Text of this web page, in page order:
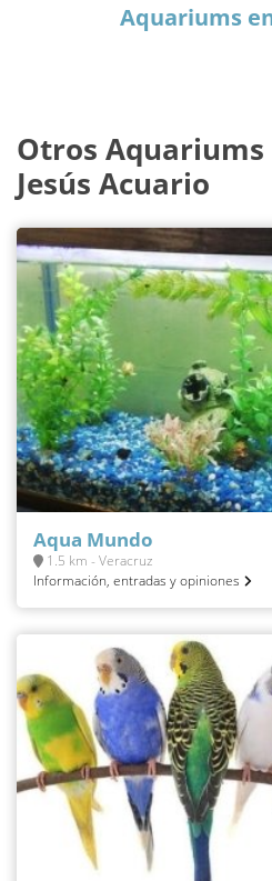
Aquariums
Otros Aquariums
Jesús Acuario
Aqua Mundo
1.5 km - Veracruz
Información, entradas y opiniones